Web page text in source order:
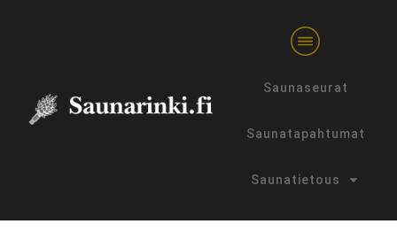
Saunaseurat
Saunatapahtumat
Saunatietous